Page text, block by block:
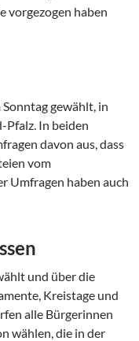
vorgezogen haben
gewählt, in
In beiden
davon aus, dass
vom
Umfragen haben auch
und über die
Kreistage und
alle Bürgerinnen
wählen, die in der